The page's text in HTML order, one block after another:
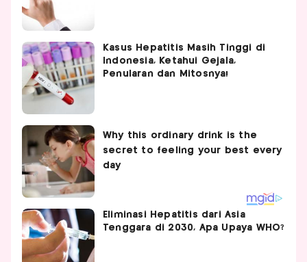
Kasus Hepatitis Masih Tinggi di
Indonesia, Ketahui Gejala,
Penularan dan Mitosnya!
Eliminasi Hepatitis dari Asia
Tenggara di 2030, Apa Upaya WHO?